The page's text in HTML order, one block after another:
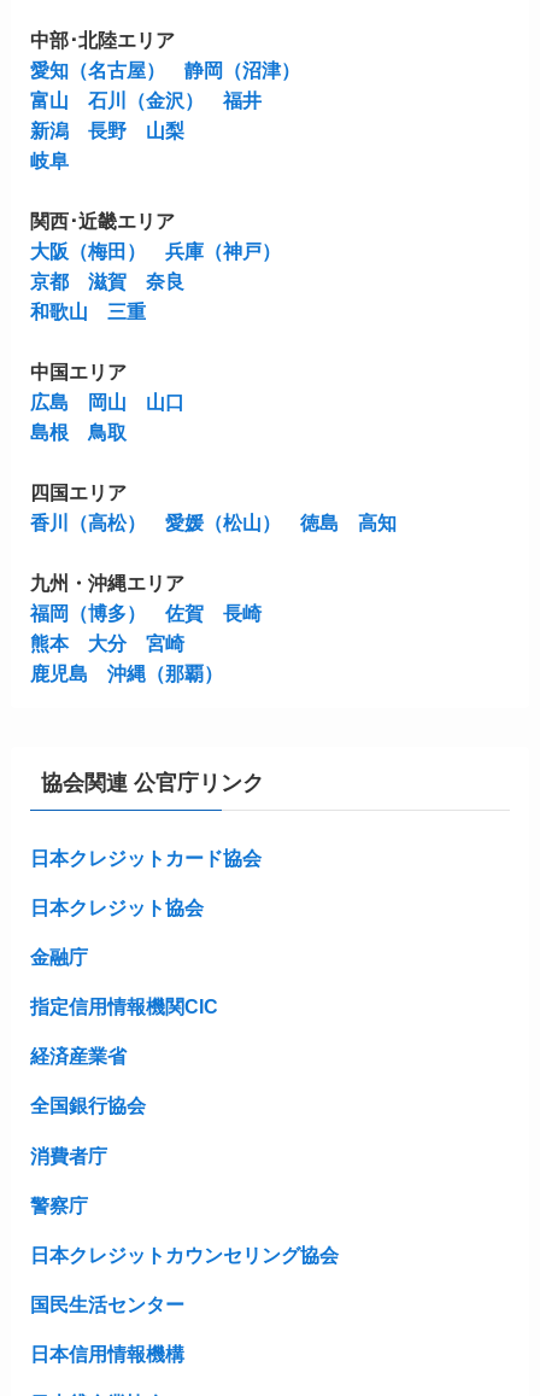
中部･北陸エリア
愛知（名古屋）
静岡（沼津）
富山
石川（金沢）
福井
新潟
長野
山梨
岐阜
関西･近畿エリア
大阪（梅田）
兵庫（神戸）
京都
滋賀
奈良
和歌山
三重
中国エリア
広島
岡山
山口
島根
鳥取
四国エリア
香川（高松）
愛媛（松山） 徳島 高知
九州・沖縄エリア
福岡（博多）
佐賀
長崎
熊本
大分
宮崎
鹿児島
沖縄（那覇）
協会関連 公官庁リンク
日本クレジットカード協会
日本クレジット協会
金融庁
指定信用情報機関CIC
経済産業省
全国銀行協会
消費者庁
警察庁
日本クレジットカウンセリング協会
国民生活センター
日本信用情報機構